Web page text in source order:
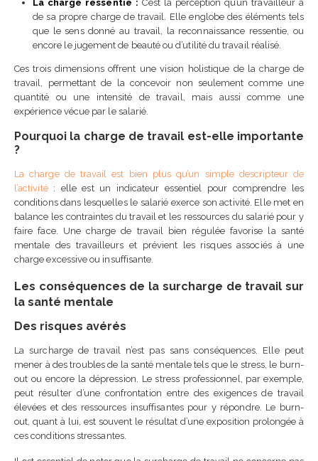
La charge ressentie : C’est la perception qu’un travailleur a
de sa propre charge de travail. Elle englobe des éléments tels
que le sens donné au travail, la reconnaissance ressentie, ou
encore le jugement de beauté ou d’utilité du travail réalisé.
Ces trois dimensions offrent une vision holistique de la charge de
travail, permettant de la concevoir non seulement comme une
quantité ou une intensité de travail, mais aussi comme une
expérience vécue par le salarié.
Pourquoi la charge de travail est-elle importante
?
La charge de travail est bien plus qu’un simple descripteur de
l’activité: elle est un indicateur essentiel pour comprendre les
conditions dans lesquelles le salarié exerce son activité. Elle met en
balance les contraintes du travail et les ressources du salarié pour y
faire face. Une charge de travail bien régulée favorise la santé
mentale des travailleurs et prévient les risques associés à une
charge excessive ou insuffisante.
Les conséquences de la surcharge de travail sur
la santé mentale
Des risques avérés
La surcharge de travail n’est pas sans conséquences. Elle peut
mener à des troubles de la santé mentale tels que le stress, le burn-
out ou encore la dépression. Le stress professionnel, par exemple,
peut résulter d’une confrontation entre des exigences de travail
élevées et des ressources insuffisantes pour y répondre. Le burn-
out, quant à lui, est souvent le résultat d’une exposition prolongée à
ces conditions stressantes.